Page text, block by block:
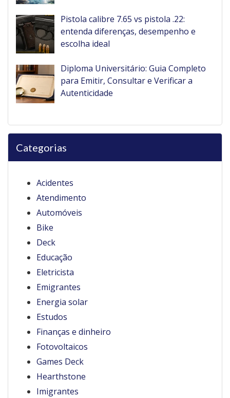
Pistola calibre 7.65 vs pistola .22:
entenda diferenças, desempenho e
escolha ideal
Diploma Universitário: Guia Completo
para Emitir, Consultar e Verificar a
Autenticidade
Categorias
Acidentes
Atendimento
Automóveis
Bike
Deck
Educação
Eletricista
Emigrantes
Energia solar
Estudos
Finanças e dinheiro
Fotovoltaicos
Games Deck
Hearthstone
Imigrantes